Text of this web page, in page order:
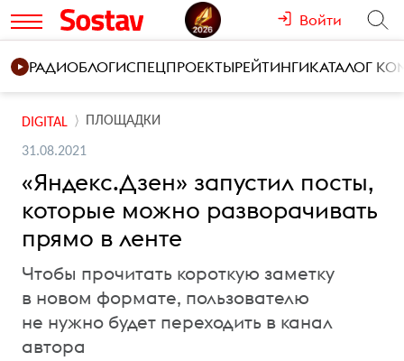
Войти
РАДИОБЛОГИСПЕЦПРОЕКТЫРЕЙТИНГИКАТАЛОГ
DIGITAL ПЛОЩАДКИ
31.08.2021
«Яндекс.Дзен» запустил посты,
которые можно разворачивать
прямо в ленте
Чтобы прочитать короткую заметку
в новом формате, пользователю
не нужно будет переходить в канал
автора